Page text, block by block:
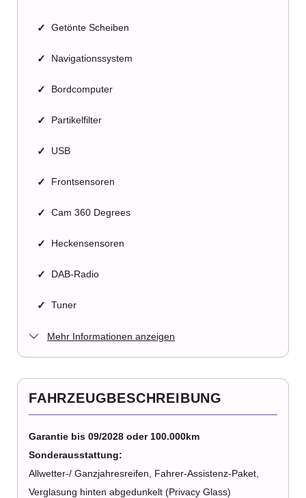
✓ Getönte Scheiben
✓ Navigationssystem
✓ Bordcomputer
✓ Partikelfilter
✓ USB
✓ Frontsensoren
✓ Cam 360 Degrees
✓ Heckensensoren
✓ DAB-Radio
✓ Tuner
Mehr Informationen anzeigen
FAHRZEUGBESCHREIBUNG
Garantie bis 09/2028 oder 100.000km
Sonderausstattung:
Allwetter-/ Ganzjahresreifen, Fahrer-Assistenz-Paket,
Verglasung hinten abgedunkelt (Privacy Glass)